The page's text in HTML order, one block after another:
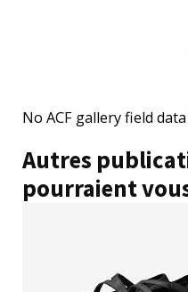
No ACF gallery field
Autres
pourraient